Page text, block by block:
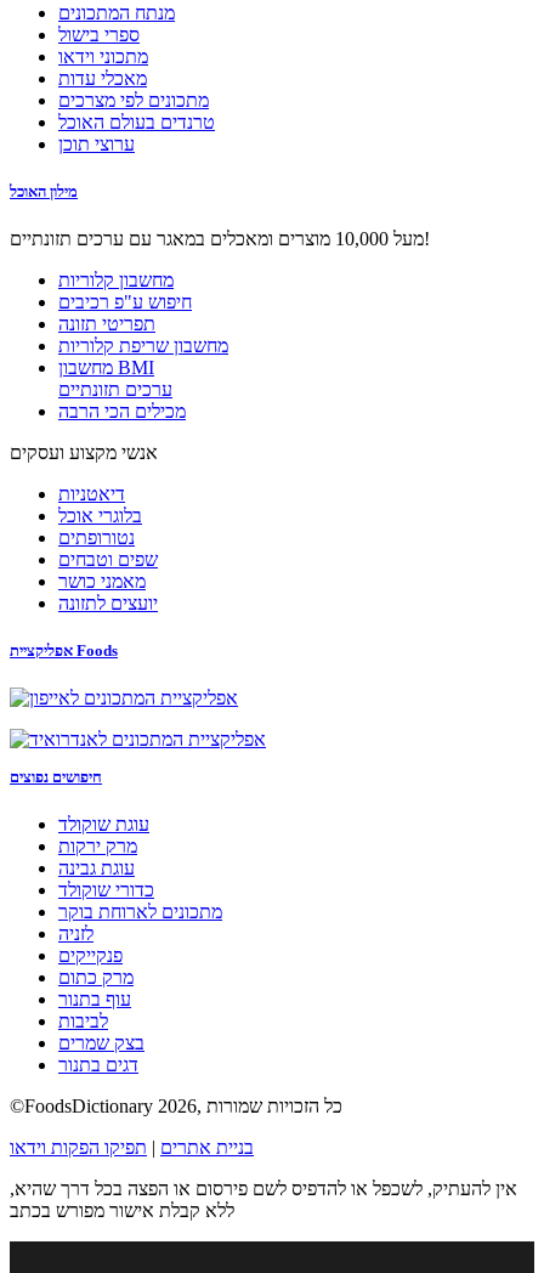
מנתח המתכונים
ספרי בישול
מתכוני וידאו
מאכלי עדות
מתכונים לפי מצרכים
טרנדים בעולם האוכל
ערוצי תוכן
מילון האוכל
מעל 10,000 מוצרים ומאכלים במאגר עם ערכים תזונתיים!
מחשבון קלוריות
חיפוש ע"פ רכיבים
תפריטי תזונה
מחשבון שריפת קלוריות
מחשבון BMI
ערכים תזונתיים
מכילים הכי הרבה
אנשי מקצוע ועסקים
דיאטניות
בלוגרי אוכל
נטורופתים
שפים וטבחים
מאמני כושר
יועצים לתזונה
אפליקציית Foods
חיפושים נפוצים
עוגת שוקולד
מרק ירקות
עוגת גבינה
כדורי שוקולד
מתכונים לארוחת בוקר
לזניה
פנקייקים
מרק כתום
עוף בתנור
לביבות
בצק שמרים
דגים בתנור
©FoodsDictionary 2026, כל הזכויות שמורות
בניית אתרים | תפיקו הפקות וידאו
אין להעתיק, לשכפל או להדפיס לשם פירסום או הפצה בכל דרך שהיא,
ללא קבלת אישור מפורש בכתב